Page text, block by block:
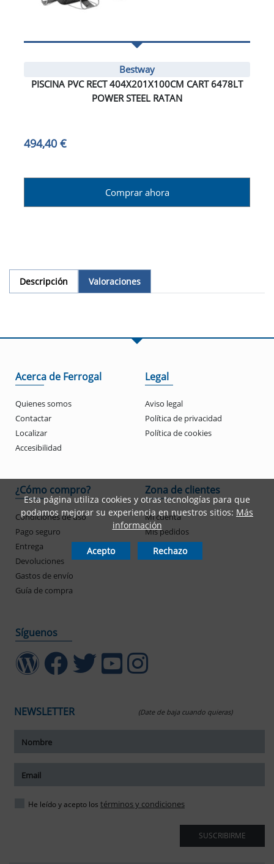
Bestway
PISCINA PVC RECT 404X201X100CM CART 6478LT
POWER STEEL RATAN
494,40 €
Comprar ahora
Descripción Valoraciones
Acerca de Ferrogal
Quienes somos
Contactar
Localizar
Accesibilidad
Legal
Aviso legal
Política de privacidad
Política de cookies
¿Cómo compro?
Condiciones de uso
Pago seguro
Entrega
Devoluciones
Gastos de envío
Guía de compra
Zona de clientes
Mi cuenta
Mis pedidos
Síguenos
NEWSLETTER (Date de baja cuando quieras)
He leído y acepto los términos y condiciones
SUSCRIBIRME
Esta página utiliza cookies y otras tecnologías para que
podamos mejorar su experiencia en nuestros sitios: Más
información
Acepto Rechazo
tamaño del texto
del texto
espaciado del texto